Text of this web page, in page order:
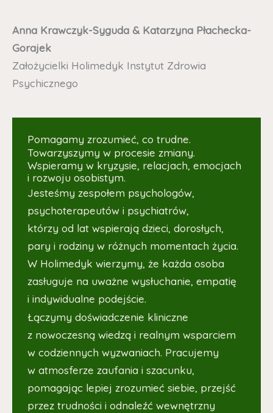
Anna Krawczyk-Syguda & Katarzyna Płachecka-
Gorajek
Założycielki Holimedyk Instytut Zdrowia
Psychicznego
Pomagamy zrozumieć, co trudne.
Towarzyszymy w procesie zmiany.
Wspieramy w kryzysie, relacjach, emocjach
i rozwoju osobistym.
Jesteśmy zespołem psychologów,
psychoterapeutów i psychiatrów,
którzy od lat wspierają dzieci, dorosłych,
pary i rodziny w różnych momentach życia.
W Holimedyk wierzymy, że każda osoba
zasługuje na uważne wysłuchanie, empatię
i indywidualne podejście.
Łączymy doświadczenie kliniczne
z nowoczesną wiedzą i realnym wsparciem
w codziennych wyzwaniach. Pracujemy
w atmosferze zaufania i szacunku,
pomagając lepiej zrozumieć siebie, przejść
przez trudności i odnaleźć wewnętrzny